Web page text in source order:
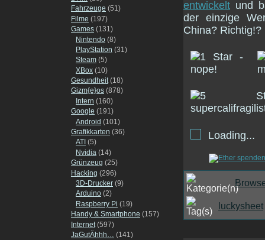
Fahrzeuge (51)
Filme (197)
Games (131)
Nintendo (8)
PlayStation (31)
Steam (5)
XBox (10)
Gesundheit(18)
Gizm{e}os (878)
Intern (160)
Google (191)
Android (101)
Grafikkarten (36)
ATI (5)
Nvidia (14)
Grünzeug (25)
Hacking (296)
3D-Drucker (9)
Arduino (2)
Raspberry Pi (19)
Handy & Smartphone (157)
Internet (597)
JaGutÄhhh… (141)
entwickelt und
der einzige
China? Richtig!?
Loading...
luckysheet